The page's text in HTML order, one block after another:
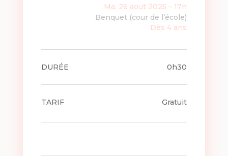
Ma. 26 aout 2025 – 17h
Benquet (cour de l’école)
Dès 4 ans
DURÉE 0h30
TARIF Gratuit